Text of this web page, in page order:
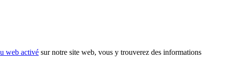
web activé sur notre site web, vous y trouverez des informations